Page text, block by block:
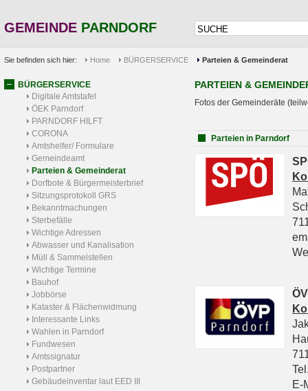
GEMEINDE PARNDORF
Sie befinden sich hier: Home BÜRGERSERVICE Parteien & Gemeinderat
BÜRGERSERVICE
Digitale Amtstafel
ÖEK Parndorf
PARNDORF HILFT
CORONA
Amtshelfer/ Formulare
Gemeindeamt
Parteien & Gemeinderat
Dorfbote & Bürgermeisterbrief
Sitzungsprotokoll GRS
Bekanntmachungen
Sterbefälle
Wichtige Adressen
Abwasser und Kanalisation
Müll & Sammelstellen
Wichtige Termine
Bauhof
Jobbörse
Kataster & Flächenwidmung
Interessante Links
Wahlen in Parndorf
Fundwesen
Amtssignatur
Postpartner
Gebäudeinventar laut EED III
PARTEIEN &
Fotos der Gemeinderäte
Parteien in Parndorf
E-